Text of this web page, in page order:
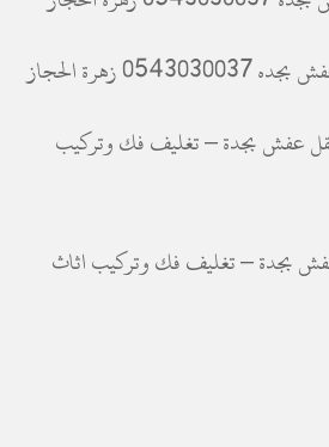
زهرة الحجاز
عفش بجدة – تغليف فك وتركيب
بجدة – تغليف فك وتركيب اثاث